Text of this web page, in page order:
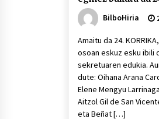
BilboHiria
Amaitu da 24.
osoan eskuz esku ibili
sekretuaren edukia.
dute: Oihana Arana
Elene Mengyu
Aitzol Gil de San
eta Beñat […]